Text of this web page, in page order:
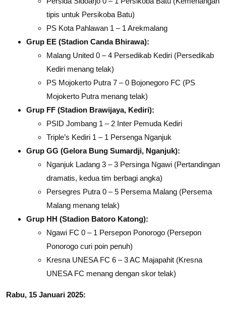
tipis untuk Persikoba Batu)
PS Kota Pahlawan 1 – 1 Arekmalang
Grup EE (Stadion Canda Bhirawa):
Malang United 0 – 4 Persedikab Kediri (Persedikab
Kediri menang telak)
PS Mojokerto Putra 7 – 0 Bojonegoro FC (PS
Mojokerto Putra menang telak)
Grup FF (Stadion Brawijaya, Kediri):
PSID Jombang 1 – 2 Inter Pemuda Kediri
Triple’s Kediri 1 – 1 Persenga Nganjuk
Grup GG (Gelora Bung Sumardji, Nganjuk):
Nganjuk Ladang 3 – 3 Persinga Ngawi (Pertandingan
dramatis, kedua tim berbagi angka)
Persegres Putra 0 – 5 Persema Malang (Persema
Malang menang telak)
Grup HH (Stadion Batoro Katong):
Ngawi FC 0 – 1 Persepon Ponorogo (Persepon
Ponorogo curi poin penuh)
Kresna UNESA FC 6 – 3 AC Majapahit (Kresna
UNESA FC menang dengan skor telak)
Rabu, 15 Januari 2025: